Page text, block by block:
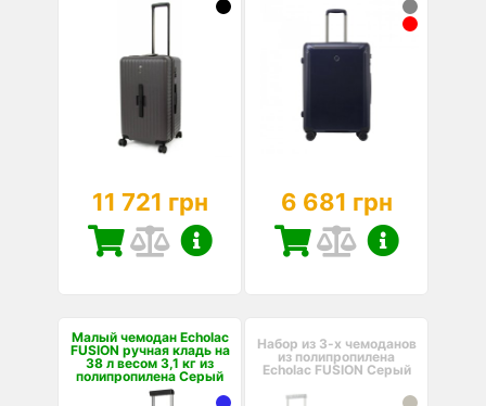
11 721 грн 6 681 грн
Малый чемодан Echolac
FUSION ручная кладь на
38 л весом 3,1 кг из
полипропилена Серый
Набор из 3-х чемоданов
из полипропилена
Echolac FUSION Серый